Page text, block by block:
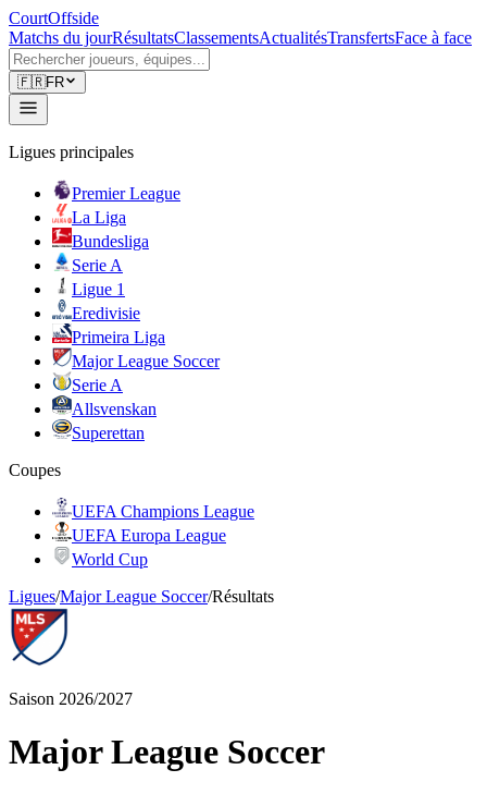
CourtOffside
Matchs du jourRésultatsClassementsActualitésTransfertsFace à face
🇫🇷FR
Ligues principales
Premier League
La Liga
Bundesliga
Serie A
Ligue 1
Eredivisie
Primeira Liga
Major League Soccer
Serie A
Allsvenskan
Superettan
Coupes
UEFA Champions League
UEFA Europa League
World Cup
Ligues/Major League Soccer/Résultats
Saison 2026/2027
Major League Soccer